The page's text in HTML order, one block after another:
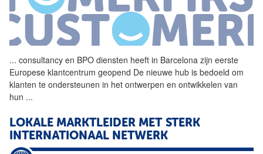
... consultancy en BPO diensten heeft in Barcelona zijn eerste
Europese klantcentrum geopend De nieuwe hub is bedoeld om
klanten te ondersteunen in het ontwerpen en ontwikkelen van
hun ...
LOKALE MARKTLEIDER MET STERK
INTERNATIONAAL NETWERK